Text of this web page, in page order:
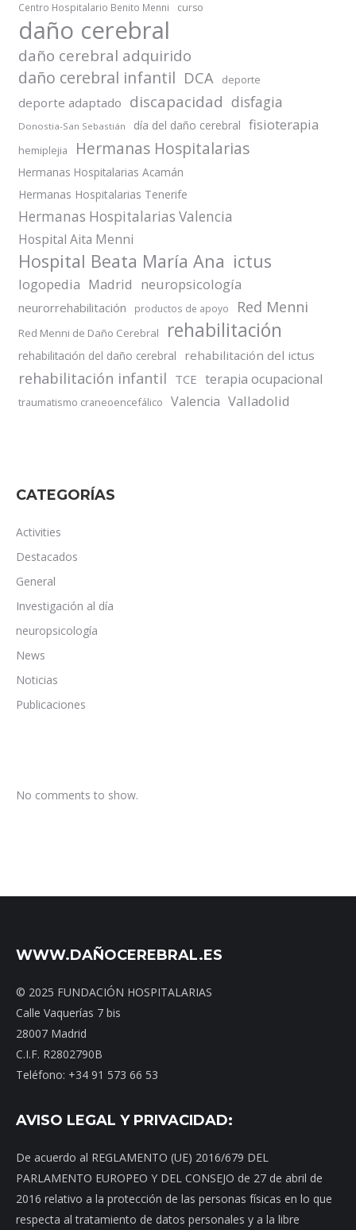
Centro Hospitalario Benito Menni curso
daño cerebral
daño cerebral adquirido
daño cerebral infantil DCA deporte
deporte adaptado discapacidad disfagia
Donostia-San Sebastián día del daño cerebral fisioterapia
hemiplejia Hermanas Hospitalarias
Hermanas Hospitalarias Acamán
Hermanas Hospitalarias Tenerife
Hermanas Hospitalarias Valencia
Hospital Aita Menni
Hospital Beata María Ana ictus
logopedia Madrid neuropsicología
neurorrehabilitación productos de apoyo Red Menni
Red Menni de Daño Cerebral rehabilitación
rehabilitación del daño cerebral rehabilitación del ictus
rehabilitación infantil TCE terapia ocupacional
traumatismo craneoencefálico Valencia Valladolid
CATEGORÍAS
Activities
Destacados
General
Investigación al día
neuropsicología
News
Noticias
Publicaciones
No comments to show.
WWW.DAÑOCEREBRAL.ES
© 2025 FUNDACIÓN HOSPITALARIAS
Calle Vaquerías 7 bis
28007 Madrid
C.I.F. R2802790B
Teléfono: +34 91 573 66 53
AVISO LEGAL Y PRIVACIDAD:
De acuerdo al REGLAMENTO (UE) 2016/679 DEL
PARLAMENTO EUROPEO Y DEL CONSEJO de 27 de abril de
2016 relativo a la protección de las personas físicas en lo que
respecta al tratamiento de datos personales y a la libre